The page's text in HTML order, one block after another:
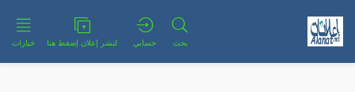
بحث حسابي لنشر إعلان إضغط هنا خيارات